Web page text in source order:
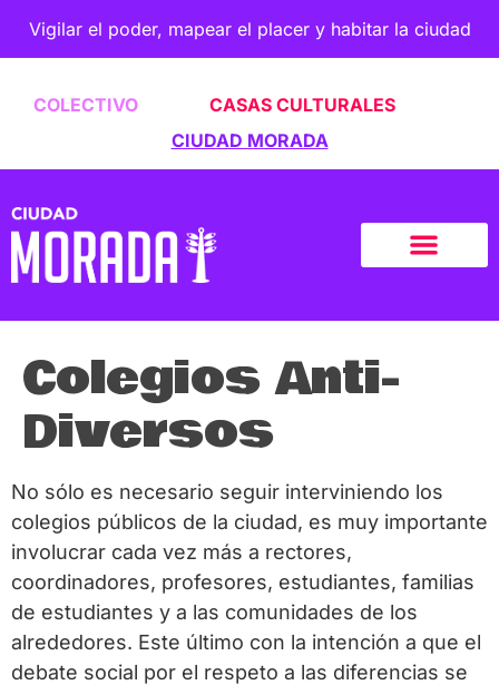
Vigilar el poder, mapear el placer y habitar la ciudad
COLECTIVO
CASAS CULTURALES
CIUDAD MORADA
Colegios Anti-
Diversos
No sólo es necesario seguir interviniendo los
colegios públicos de la ciudad, es muy importante
involucrar cada vez más a rectores,
coordinadores, profesores, estudiantes, familias
de estudiantes y a las comunidades de los
alrededores. Este último con la intención a que el
debate social por el respeto a las diferencias se